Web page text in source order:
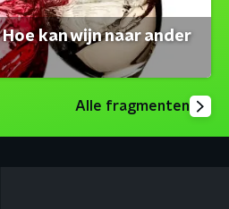
kan wijn naar ander
Alle fragmenten